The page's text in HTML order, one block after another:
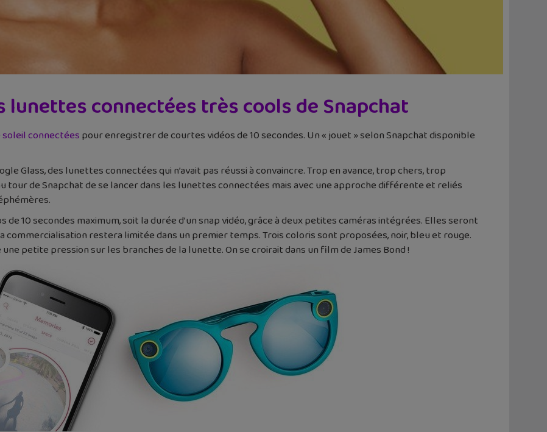
lunettes connectées très cools de Snapchat
connectéespour enregistrer de courtes vidéos de 10 secondes. Un « jouet » selon Snapchat disponible
Glass, des lunettes connectées qui n’avait pas réussi à convaincre. Trop en avance, trop chers, trop
tour de Snapchat de se lancer dans les lunettes connectées mais avec une approche différente et reliés
10 secondes maximum, soit la durée d’un snap vidéo, grâce à deux petites caméras intégrées. Elles seront
commercialisation restera limitée dans un premier temps. Trois coloris sont proposées, noir, bleu et rouge.
petite pression sur les branches de la lunette. On se croirait dans un film de James Bond !